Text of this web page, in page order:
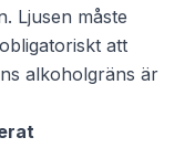
Ljusen måste
att
alkoholgräns är